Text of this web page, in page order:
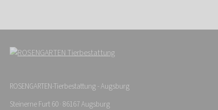
ROSENGARTEN-Tierbestattung - Augsburg
Steinerne Furt 60 · 86167 Augsburg